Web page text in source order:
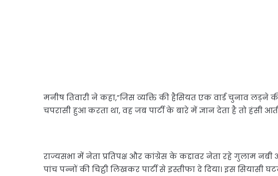
मनीष तिवारी ने कहा,”जिस व्यक्ति की हैसियत एक वार्ड चुनाव लड़ने
चपरासी हुआ करता था, वह जब पार्टी के बारे में ज्ञान देता है तो हंसी
राज्यसभा में नेता प्रतिपक्ष और कांग्रेस के कद्दावर नेता रहे गुलाम
पांच पन्नों की चिट्ठी लिखकर पार्टी से इस्तीफा दे दिया। इस सियासी